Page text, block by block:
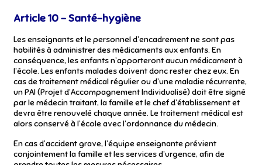
Article 10 – Santé-hygiène
Les enseignants et le personnel d’encadrement ne sont pas
habilités à administrer des médicaments aux enfants. En
conséquence, les enfants n’apporteront aucun médicament à
l’école. Les enfants malades doivent donc rester chez eux. En
cas de traitement médical régulier ou d’une maladie récurrente,
un PAI (Projet d’Accompagnement Individualisé) doit être signé
par le médecin traitant, la famille et le chef d’établissement et
devra être renouvelé chaque année. Le traitement médical est
alors conservé à l’école avec l’ordonnance du médecin.
En cas d’accident grave, l’équipe enseignante prévient
conjointement la famille et les services d’urgence, afin de